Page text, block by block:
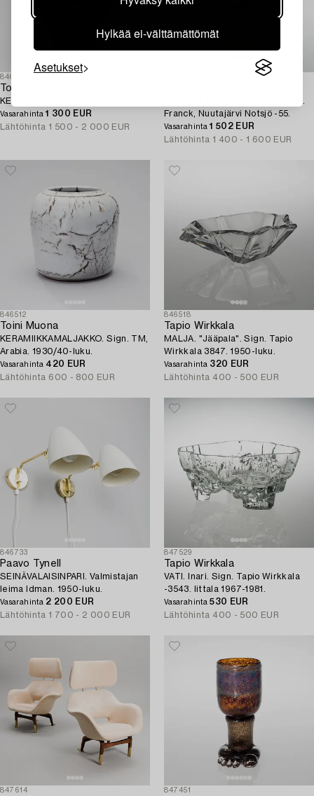
Hylkää ei-välttämättömät
Asetukset
846491
Toini Muona
KERAMIIKKAMALJAKKO. Sign. TM.
Vasarahinta1 300 EUR
Lähtöhinta 1 500 - 2 000 EUR
Franck, Nuutajärvi Notsjö -55.
Vasarahinta1 502 EUR
Lähtöhinta 1 400 - 1 600 EUR
846512
Toini Muona
KERAMIIKKAMALJAKKO. Sign. TM,
Arabia. 1930/40-luku.
Vasarahinta 420 EUR
Lähtöhinta 600 - 800 EUR
846518
Tapio Wirkkala
MALJA. "Jääpala". Sign. Tapio
Wirkkala 3847. 1950-luku.
Vasarahinta 320 EUR
Lähtöhinta 400 - 500 EUR
846733
Paavo Tynell
SEINÄVALAISINPARI. Valmistajan
leima Idman. 1950-luku.
Vasarahinta 2 200 EUR
Lähtöhinta 1 700 - 2 000 EUR
847529
Tapio Wirkkala
VATI. Inari. Sign. Tapio Wirkkala
-3543. Iittala 1967-1981.
Vasarahinta530 EUR
Lähtöhinta 400 - 500 EUR
847614 847451